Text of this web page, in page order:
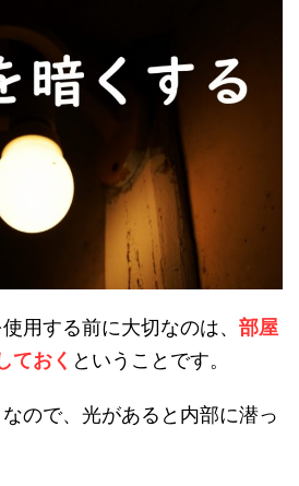
用する前に大切なのは、 部屋
ておく ということです。
ので、光があると内部に潜っ